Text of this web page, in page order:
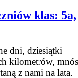
klas: 5a,
dni, dziesiątki
kilometrów,
z nami na lata.